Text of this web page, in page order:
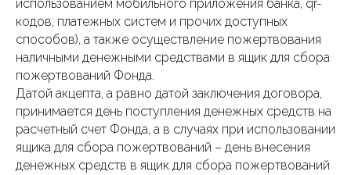
использованием мобильного приложения банка, qr-
кодов, платежных систем и прочих доступных
способов), а также осуществление пожертвования
наличными денежными средствами в ящик для сбора
пожертвований Фонда.
Датой акцепта, а равно датой заключения договора,
принимается день поступления денежных средств на
расчетный счет Фонда, а в случаях при использовании
ящика для сбора пожертвований – день внесения
денежных средств в ящик для сбора пожертвований